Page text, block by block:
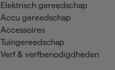
Elektrisch gereedschap
Accu gereedschap
Accessoires
Tuingereedschap
Verf & verfbenodigdheden